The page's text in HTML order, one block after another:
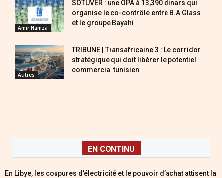
Amir Hamza
SOTUVER : une OPA à 13,390 dinars qui
organise le co-contrôle entre B.A Glass
et le groupe Bayahi
Autres
TRIBUNE | Transafricaine 3 : Le corridor
stratégique qui doit libérer le potentiel
commercial tunisien
EN CONTINU
En Libye, les coupures d’électricité et le pouvoir d’achat attisent la